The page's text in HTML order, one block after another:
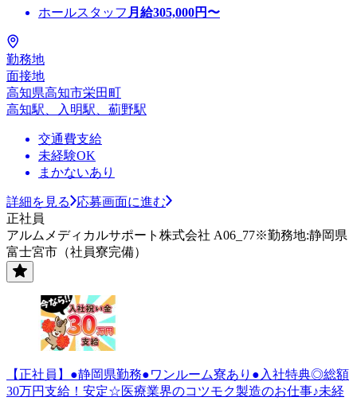
ホールスタッフ 月給305,000円〜
勤務地
面接地
高知県高知市栄田町
高知駅、入明駅、薊野駅
交通費支給
未経験OK
まかないあり
詳細を見る
応募画面に進む
正社員
アルムメディカルサポート株式会社 A06_77※勤務地:静岡県
富士宮市（社員寮完備）
【正社員】●静岡県勤務●ワンルーム寮あり●入社特典◎総額
30万円支給！安定☆医療業界のコツモク製造のお仕事♪未経